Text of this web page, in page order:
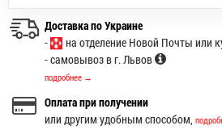
Доставка по Украине
-
на отделение Новой Почты или
- самовывоз в г. Львов
подробнее →
Оплата при получении
или другим удобным способом,